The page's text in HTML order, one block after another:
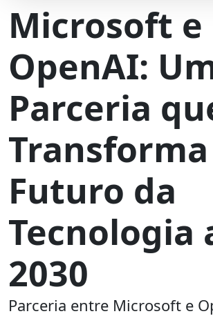
Microsoft e
OpenAI:
Parceria
Futuro da
Tecnologia
2030
Parceria entre Microsoft e